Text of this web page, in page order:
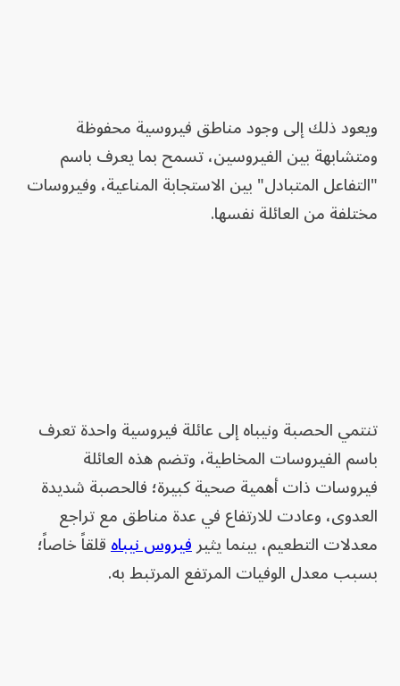
ويعود ذلك إلى وجود مناطق فيروسية محفوظة
ومتشابهة بين الفيروسين، تسمح بما يعرف باسم
"التفاعل المتبادل" بين الاستجابة المناعية، وفيروسات
مختلفة من العائلة نفسها.
تنتمي الحصبة ونيباه إلى عائلة فيروسية واحدة تعرف
باسم الفيروسات المخاطية، وتضم هذه العائلة
فيروسات ذات أهمية صحية كبيرة؛ فالحصبة شديدة
العدوى، وعادت للارتفاع في عدة مناطق مع تراجع
معدلات التطعيم، بينما يثيرفيروس نيباهقلقاً خاصاً؛
بسبب معدل الوفيات المرتفع المرتبط به.